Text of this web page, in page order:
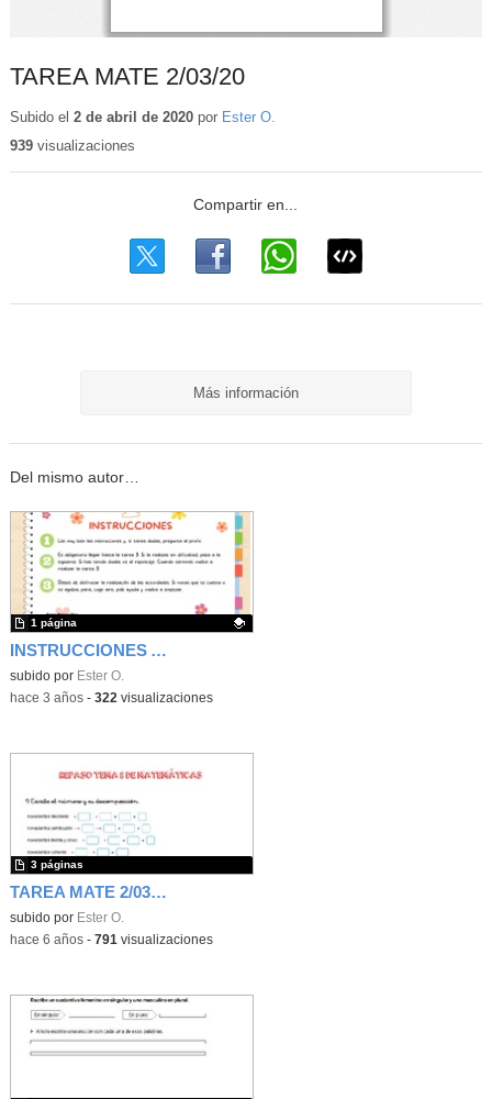
TAREA MATE 2/03/20
Subido el 2 de abril de 2020por Ester O.
939visualizaciones
Más información
Del mismo autor…
INSTRUCCIONES ACTIVIDAD CDD A2
Contenido educativo.
subido por Ester O.
1 página
-hace 3 años- 322 visualizaciones
TAREA MATE 2/03/20
subido por Ester O.
3 páginas
-hace 6 años- 791 visualizaciones